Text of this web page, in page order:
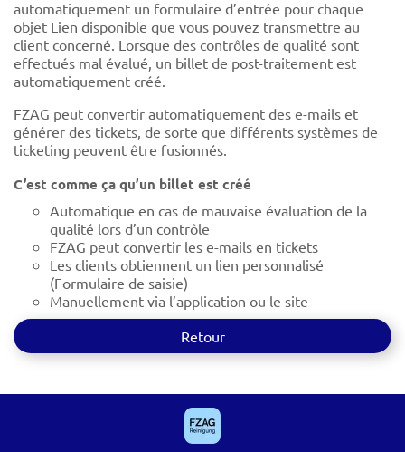
automatiquement un formulaire d’entrée pour chaque
objet Lien disponible que vous pouvez transmettre au
client concerné. Lorsque des contrôles de qualité sont
effectués mal évalué, un billet de post-traitement est
automatiquement créé.
FZAG peut convertir automatiquement des e-mails et
générer des tickets, de sorte que différents systèmes de
ticketing peuvent être fusionnés.
C’est comme ça qu’un billet est créé
Automatique en cas de mauvaise évaluation de la
qualité lors d’un contrôle
FZAG peut convertir les e-mails en tickets
Les clients obtiennent un lien personnalisé
(Formulaire de saisie)
Manuellement via l’application ou le site
Retour